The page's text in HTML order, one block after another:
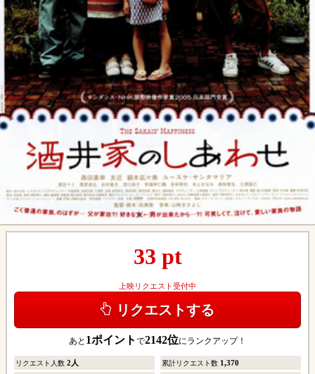
33 pt
上映リクエスト受付中
リクエストする
あと 1ポイント で2142位にランクアップ！
リクエスト人数 2人 累計リクエスト数 1,370